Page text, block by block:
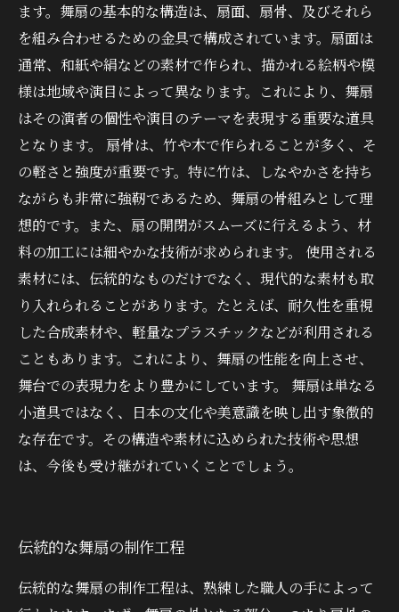
ます。舞扇の基本的な構造は、扇面、扇骨、及びそれら
を組み合わせるための金具で構成されています。扇面は
通常、和紙や絹などの素材で作られ、描かれる絵柄や模
様は地域や演目によって異なります。これにより、舞扇
はその演者の個性や演目のテーマを表現する重要な道具
となります。 扇骨は、竹や木で作られることが多く、そ
の軽さと強度が重要です。特に竹は、しなやかさを持ち
ながらも非常に強靭であるため、舞扇の骨組みとして理
想的です。また、扇の開閉がスムーズに行えるよう、材
料の加工には細やかな技術が求められます。 使用される
素材には、伝統的なものだけでなく、現代的な素材も取
り入れられることがあります。たとえば、耐久性を重視
した合成素材や、軽量なプラスチックなどが利用される
こともあります。これにより、舞扇の性能を向上させ、
舞台での表現力をより豊かにしています。 舞扇は単なる
小道具ではなく、日本の文化や美意識を映し出す象徴的
な存在です。その構造や素材に込められた技術や思想
は、今後も受け継がれていくことでしょう。
伝統的な舞扇の制作工程
伝統的な舞扇の制作工程は、熟練した職人の手によって